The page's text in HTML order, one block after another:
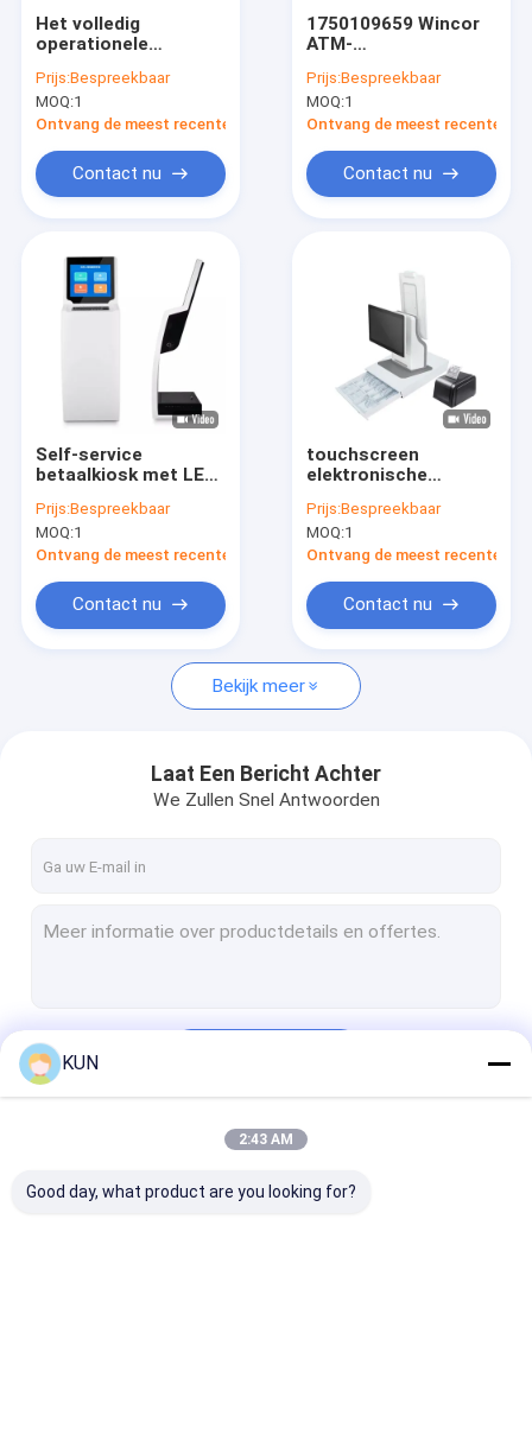
Producten
Fabriekstocht
Nieuws
Vraag een offerte
Automaatkiosk
ATM-contant geldmachine
De Machine van de contant geldstorting
De Machine van de kaartjeskiosk
Het volledig
operationele
Contante geld van de
Tellermachine en
Controle Gemengde
Prijs:Bespreekbaar
MOQ:1
Ontvang de meest recente Prijs
Contact nu
1750109659 Wincor
ATM-
Stacker met
mechanische ARM
Prijs:Bespreekbaar
MOQ:1
Ontvang de meest recente
Contact nu
Self-service
betaalkiosk met LED-
slimme machine
Prijs:Bespreekbaar
MOQ:1
Ontvang de meest recente Prijs
Contact nu
touchscreen
elektronische
desktop
zelfbestelling kiosk
zelfbetaling kiosk
Prijs:Bespreekbaar
MOQ:1
Ontvang de meest recente
Contact nu
Bekijk meer
Laat Een Bericht Achter
We Zullen Snel Antwoorden
KUN
2:43 AM
Good day, what product are you looking for?